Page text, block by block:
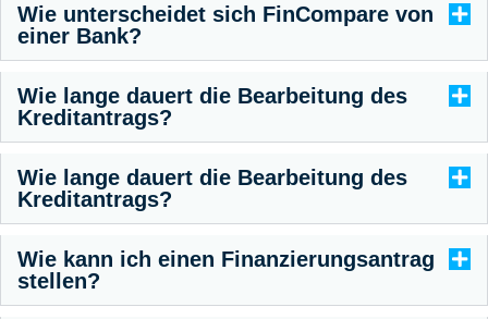
Wie unterscheidet sich FinCompare von
einer Bank?
Wie lange dauert die Bearbeitung des
Kreditantrags?
Wie lange dauert die Bearbeitung des
Kreditantrags?
Wie kann ich einen Finanzierungsantrag
stellen?